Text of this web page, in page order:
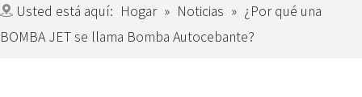
Usted está aquí: Hogar » Noticias » ¿Por qué una
BOMBA JET se llama Bomba Autocebante?